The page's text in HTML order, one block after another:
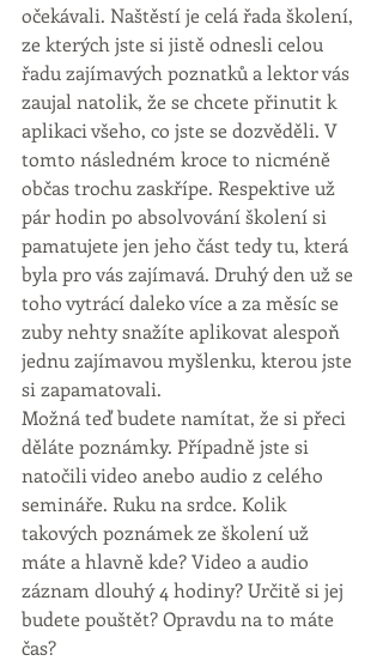
očekávali. Naštěstí je celá řada školení,
ze kterých jste si jistě odnesli celou
řadu zajímavých poznatků a lektor vás
zaujal natolik, že se chcete přinutit k
aplikaci všeho, co jste se dozvěděli. V
tomto následném kroce to nicméně
občas trochu zaskřípe. Respektive už
pár hodin po absolvování školení si
pamatujete jen jeho část tedy tu, která
byla pro vás zajímavá. Druhý den už se
toho vytrácí daleko více a za měsíc se
zuby nehty snažíte aplikovat alespoň
jednu zajímavou myšlenku, kterou jste
si zapamatovali.
Možná teď budete namítat, že si přeci
děláte poznámky. Případně jste si
natočili video anebo audio z celého
semináře. Ruku na srdce. Kolik
takových poznámek ze školení už
máte a hlavně kde? Video a audio
záznam dlouhý 4 hodiny? Určitě si jej
budete pouštět? Opravdu na to máte
čas?